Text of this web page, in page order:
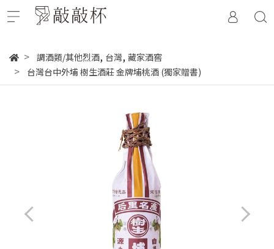
調酒類/其他烈酒, 台灣, 藏家酒窖
台灣台中外埔 樹生酒莊 金牌埔桃酒 (獨家贈書)